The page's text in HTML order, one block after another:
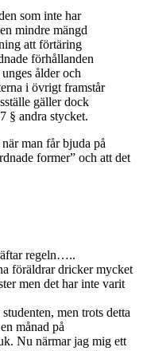
som inte har
mindre mängd
att förtäring
förhållanden
ålder och
i övrigt framstår
gäller dock
§ andra stycket.
man får bjuda på
former” och att det
regeln…..
föräldrar dricker mycket
men det har inte varit
men trots detta
månad på
Nu närmar jag mig ett